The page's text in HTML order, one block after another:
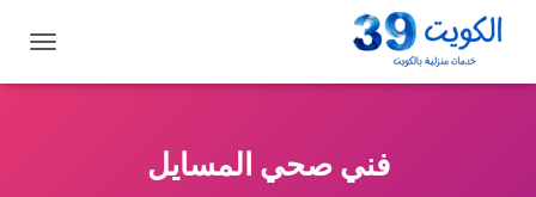
التنقل
فني صحي المسايل